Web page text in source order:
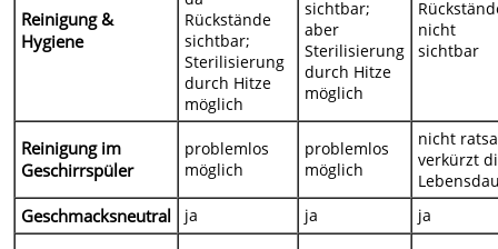
Reinigung &
Hygiene
Rückstände
sichtbar;
Sterilisierung
durch Hitze
möglich
sichtbar;
aber
Sterilisierung
durch Hitze
möglich
nicht
sichtbar
Reinigung im
Geschirrspüler
problemlos
möglich
problemlos
möglich
nicht
verkürzt
Geschmacksneutral ja ja ja